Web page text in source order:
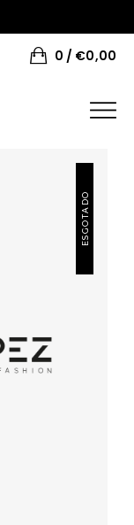
0 €0,00
ESGOTADO